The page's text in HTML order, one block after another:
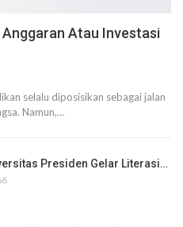
Atau Investasi
selalu diposisikan sebagai jalan
Namun,…
Presiden Gelar Literasi…